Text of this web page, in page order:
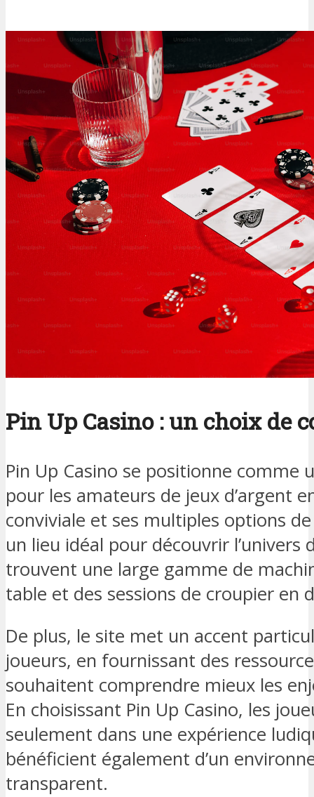
Pin Up Casino : un choix de
Pin Up Casino se positionne comme
pour les amateurs de jeux d’argent
conviviale et ses multiples options
un lieu idéal pour découvrir l’univers
trouvent une large gamme de
table et des sessions de croupier en
De plus, le site met un accent
joueurs, en fournissant des
souhaitent comprendre mieux les
En choisissant Pin Up Casino, les
seulement dans une expérience
bénéficient également d’un
transparent.